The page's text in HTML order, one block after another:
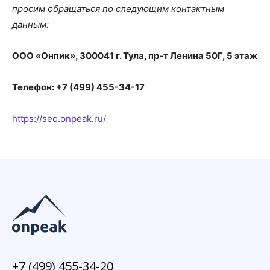
просим обращаться по следующим контактным
данным:
ООО «Онпик», 300041 г. Тула, пр-т Ленина 50Г, 5 этаж
Телефон: +7 (499) 455-34-17
https://seo.onpeak.ru/
+7 (499) 455-34-20